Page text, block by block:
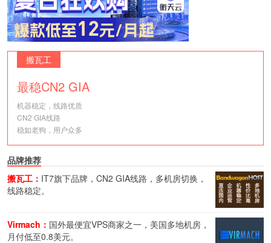
搬瓦工
最稳CN2 GIA
机器稳定，线路优质
CN2 GIA线路
稳如老狗，用户众多
品牌推荐
搬瓦工： IT7旗下品牌，CN2 GIA线路，多机房切换，
线路稳定。
Virmach： 国外最便宜VPS商家之一，美国多地机房，
月付低至0.8美元。